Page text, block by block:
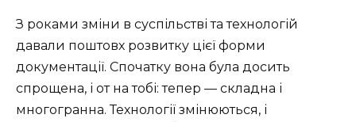
З роками зміни в суспільстві та технологій
давали поштовх розвитку цієї форми
документації. Спочатку вона була досить
спрощена, і от на тобі: тепер — складна і
многогранна. Технології змінюються, і